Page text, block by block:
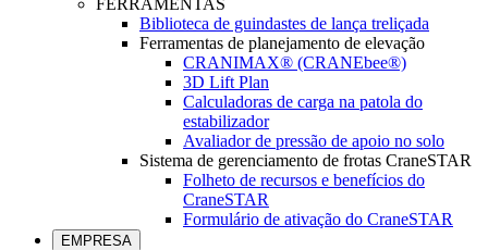
FERRAMENTAS
Biblioteca de guindastes de lança treliçada
Ferramentas de planejamento de elevação
CRANIMAX® (CRANEbee®)
3D Lift Plan
Calculadoras de carga na patola do
estabilizador
Avaliador de pressão de apoio no solo
Sistema de gerenciamento de frotas CraneSTAR
Folheto de recursos e benefícios do
CraneSTAR
Formulário de ativação do CraneSTAR
EMPRESA